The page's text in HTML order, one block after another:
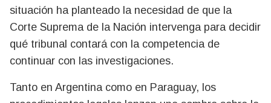
situación ha planteado la necesidad de que la
Corte Suprema de la Nación intervenga para decidir
qué tribunal contará con la competencia de
continuar con las investigaciones.
Tanto en Argentina como en Paraguay, los